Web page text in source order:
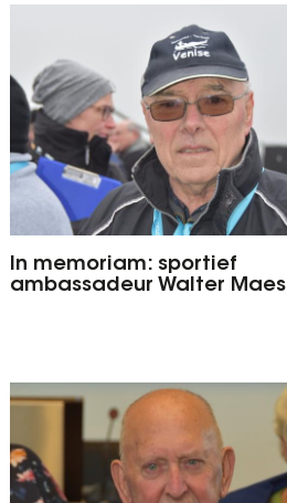
In memoriam: sportief
ambassadeur Walter Maes